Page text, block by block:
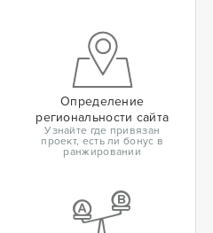
Определение
региональности сайта
Узнайте где привязан
проект, есть ли бонус в
ранжировании